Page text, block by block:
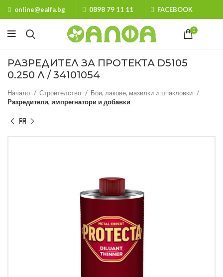
online@ealfa.bg 0898 79 11 11 FACEBOOK
0
РАЗРЕДИТЕЛ ЗА ПРОТЕКТА D5105
0.250 Л / 34101054
Начало Строителство
Бои, лакове, мазилки и шпакловки
Разредители, импрегнатори и добавки